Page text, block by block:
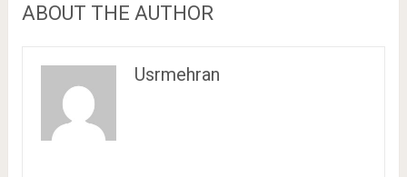
ABOUT THE AUTHOR
Usrmehran